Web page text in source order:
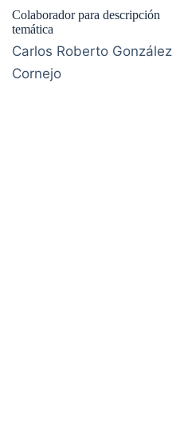
Colaborador para descripción
temática
Carlos Roberto González
Cornejo